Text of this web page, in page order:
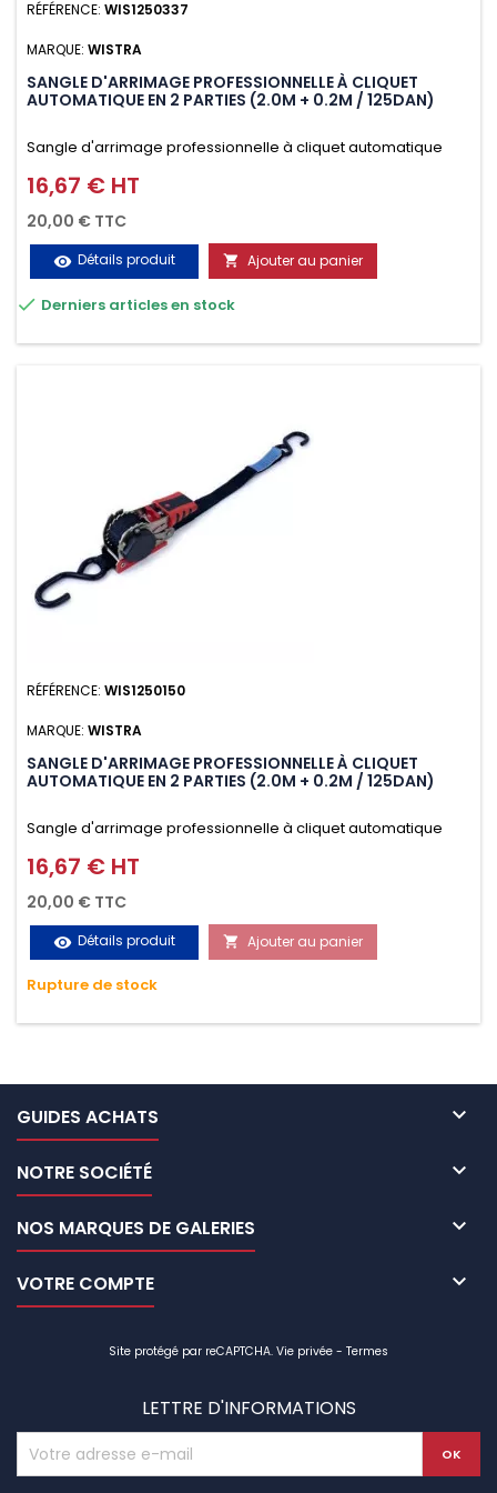
RÉFÉRENCE: WIS1250337
MARQUE: WISTRA
SANGLE D'ARRIMAGE PROFESSIONNELLE À CLIQUET
AUTOMATIQUE EN 2 PARTIES (2.0M + 0.2M / 125DAN)
Sangle d'arrimage professionnelle à cliquet automatique
avec crochet deux doigts soudés en J en 2 parties (2.0M +
0.2M / 125daN), simple et rapide d'utilisation. Permet
d'arrimer et de sécuriser vos chargements pendant le
transport. Matière polyester très résistante aux UV et aux
variations de températures, n'absorbe pas l'eau.
Prix
16,67 € HT
20,00 € TTC
visibility Détails produit  Ajouter au panier
 Derniers articles en stock
RÉFÉRENCE: WIS1250150
MARQUE: WISTRA
SANGLE D'ARRIMAGE PROFESSIONNELLE À CLIQUET
AUTOMATIQUE EN 2 PARTIES (2.0M + 0.2M / 125DAN)
Sangle d'arrimage professionnelle à cliquet automatique
avec crochet S en 2 parties (2.0M + 0.2M / 125daN), simple et
rapide d'utilisation. Permet d'arrimer et de sécuriser
vos chargements pendant le transport. Matière polyester
très résistante aux UV et aux variations de températures,
n'absorbe pas l'eau.
Prix
16,67 € HT
20,00 € TTC
visibility Détails produit  Ajouter au panier
Rupture de stock
GUIDES ACHATS 
NOTRE SOCIÉTÉ 
NOS MARQUES DE GALERIES 
VOTRE COMPTE 
Site protégé par reCAPTCHA. Vie privée - Termes
LETTRE D'INFORMATIONS